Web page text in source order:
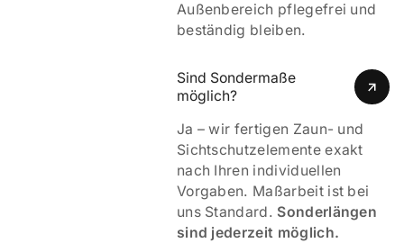
Außenbereich pflegefrei und
beständig bleiben.
Sind Sondermaße
möglich?
Ja – wir fertigen Zaun- und
Sichtschutzelemente exakt
nach Ihren individuellen
Vorgaben. Maßarbeit ist bei
uns Standard. Sonderlängen
sind jederzeit möglich.